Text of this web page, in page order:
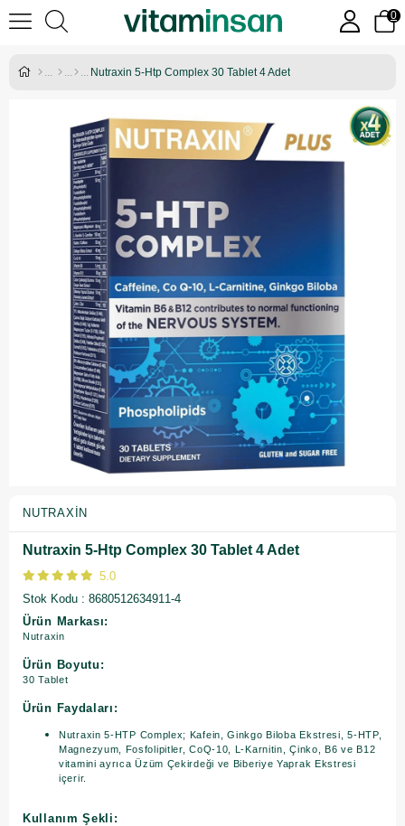
0
Nutraxin 5-Htp Complex 30 Tablet 4 Adet
NUTRAXIN
Nutraxin 5-Htp Complex 30 Tablet 4 Adet
5.0
Stok Kodu
8680512634911-4
Ürün Markası:
Nutraxin
Ürün Boyutu:
30 Tablet
Ürün Faydaları:
Nutraxin 5-HTP Complex; Kafein, Ginkgo Biloba Ekstresi, 5-HTP,
Magnezyum, Fosfolipitler, CoQ-10, L-Karnitin, Çinko, B6 ve B12
vitamini ayrıca Üzüm Çekirdeği ve Biberiye Yaprak Ekstresi
içerir.
Kullanım Şekli: